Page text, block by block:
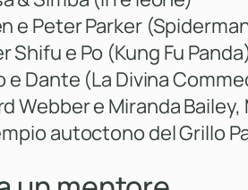
e Peter Parker
Shifu e Po (Kung Fu
e Dante (La Divina
Webber e Miranda
autoctono del Grillo